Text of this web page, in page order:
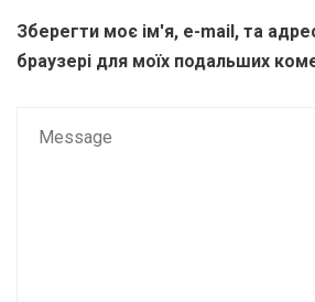
Зберегти моє ім'я, e-mail, та
браузері для моїх подальших